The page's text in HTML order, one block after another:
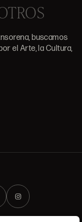
buscamos
el Arte, la Cultura,